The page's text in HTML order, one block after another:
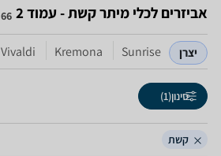
אביזרים לכלי מיתר ‏קשת - עמוד 2 66 תוצאות
יצרן Sunrise
Kremona
Vivaldi
סינון(1)
קשת